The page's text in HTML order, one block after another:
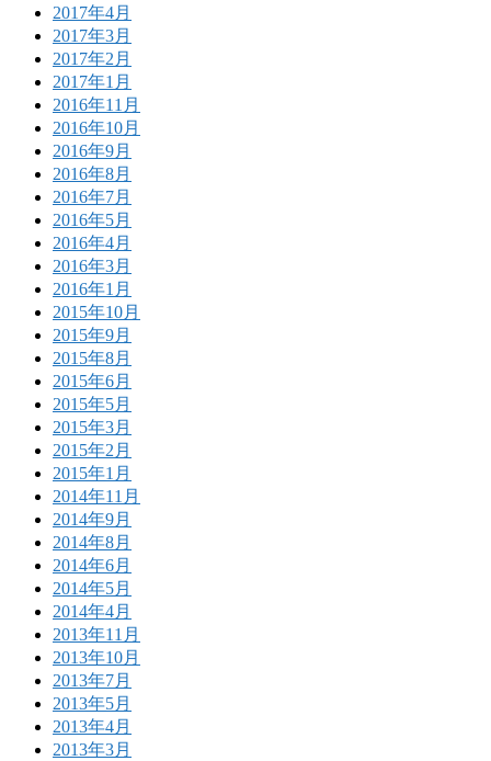
2017年4月
2017年3月
2017年2月
2017年1月
2016年11月
2016年10月
2016年9月
2016年8月
2016年7月
2016年5月
2016年4月
2016年3月
2016年1月
2015年10月
2015年9月
2015年8月
2015年6月
2015年5月
2015年3月
2015年2月
2015年1月
2014年11月
2014年9月
2014年8月
2014年6月
2014年5月
2014年4月
2013年11月
2013年10月
2013年7月
2013年5月
2013年4月
2013年3月